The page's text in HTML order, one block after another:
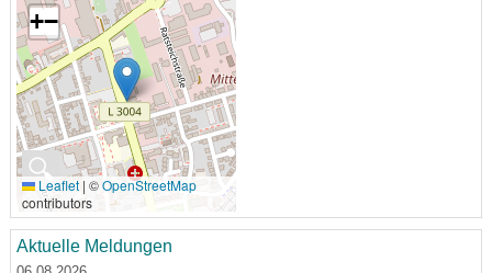
🔍
+−
Leaflet | ©OpenStreetMap
contributors
Aktuelle Meldungen